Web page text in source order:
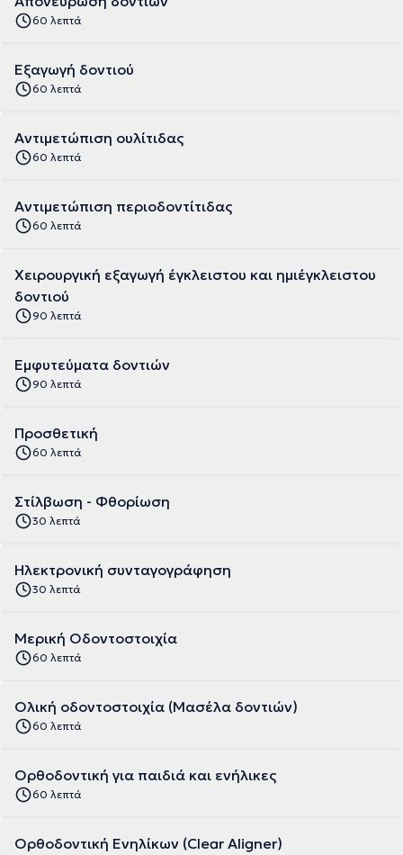
60 λεπτά
Εξαγωγή δοντιού
60 λεπτά
Αντιμετώπιση ουλίτιδας
60 λεπτά
Αντιμετώπιση περιοδοντίτιδας
60 λεπτά
Χειρουργική εξαγωγή έγκλειστου και ημιέγκλειστου
δοντιού
90 λεπτά
Εμφυτεύματα δοντιών
90 λεπτά
Προσθετική
60 λεπτά
Στίλβωση - Φθορίωση
30 λεπτά
Ηλεκτρονική συνταγογράφηση
30 λεπτά
Μερική Οδοντοστοιχία
60 λεπτά
Ολική οδοντοστοιχία (Μασέλα δοντιών)
60 λεπτά
Ορθοδοντική για παιδιά και ενήλικες
60 λεπτά
Ορθοδοντική Ενηλίκων (Clear Aligner)